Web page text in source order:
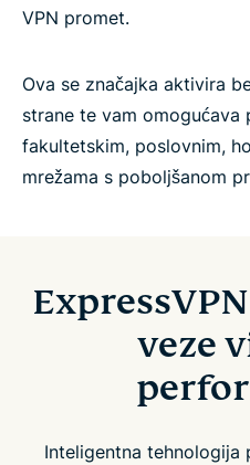
VPN promet.
Ova se značajka aktivira
strane te vam omogućava
fakultetskim, poslovnim,
mrežama s poboljšanom
veze
Inteligentna